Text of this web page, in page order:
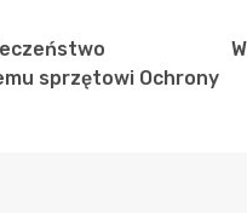
sprzętowi Ochrony